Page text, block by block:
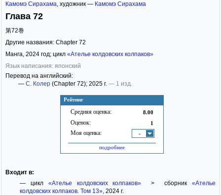
Рейтинг
Средняя оценка: 8.00
Оценок: 1
Моя оценка: -
подробнее
Камомэ Сирахама, художник — Камомэ Сирахама
Глава 72
第72巻
Другие названия: Chapter 72
Манга, 2024 год; цикл «Ателье колдовских колпаков»
Язык написания: японский
Перевод на английский:
— С. Колер (Chapter 72); 2025 г. — 1 изд.
Входит в:
— цикл «Ателье колдовских колпаков» > сборник«Ателье
колдовских колпаков. Том 13», 2024 г.